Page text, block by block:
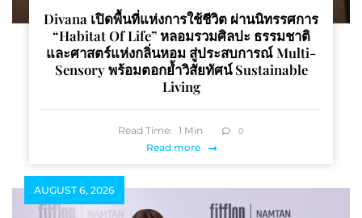
Divana เปิดพื้นที่แห่งการใช้ชีวิต ผ่านนิทรรศการ
“Habitat Of Life” หลอมรวมศิลปะ ธรรมชาติ
และศาสตร์แห่งกลิ่นหอม สู่ประสบการณ์ Multi-
Sensory พร้อมตอกย้ำวิสัยทัศน์ Sustainable
Living
Read Time: 1 Min 0
Read more
AUGUST 6, 2026